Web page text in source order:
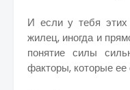
И если у тебя этих
жилец, иногда и
понятие силы
факторы, которые ее